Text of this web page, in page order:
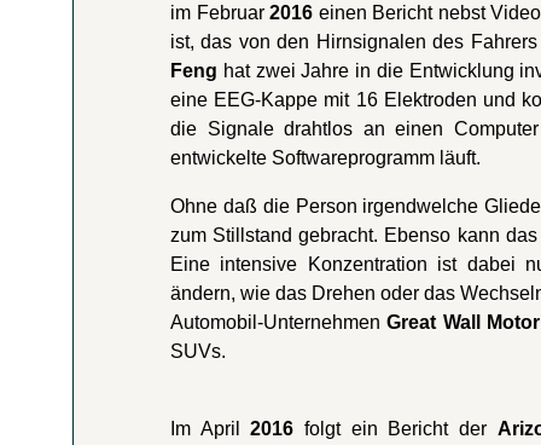
im Februar2016 einen Bericht nebst
ist, das von den Hirnsignalen des
Feng hat zwei Jahre in die Entwicklung
eine EEG-Kappe mit 16 Elektroden und
die Signale drahtlos an einen
entwickelte Softwareprogramm läuft.
Ohne daß die Person irgendwelche
zum Stillstand gebracht. Ebenso kann
Eine intensive Konzentration ist dabei
ändern, wie das Drehen oder das
Automobil-UnternehmenGreat Wall
SUVs.
Im April2016 folgt ein Bericht der